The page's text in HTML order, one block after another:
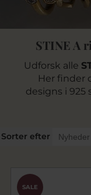
STINE A
Udforsk alle
Her finder
designs i 925
rummer
detaljer som
Sorter efter
SALE